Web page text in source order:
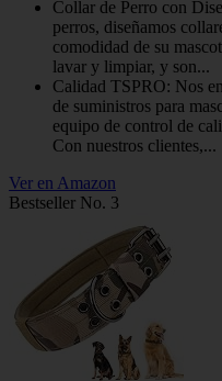
Collar de Perro con
perros, diseñamos
comodidad de su
lavar y limpiar, y son...
Calidad TSPRO: Nos
de suministros para
equipo de control de
Con nuestros clientes,...
Ver en Amazon
Bestseller No. 3